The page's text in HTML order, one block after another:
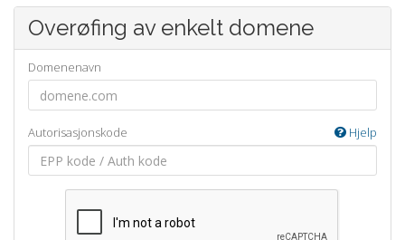
Overøfing av enkelt domene
Domenenavn
Autorisasjonskode Hjelp